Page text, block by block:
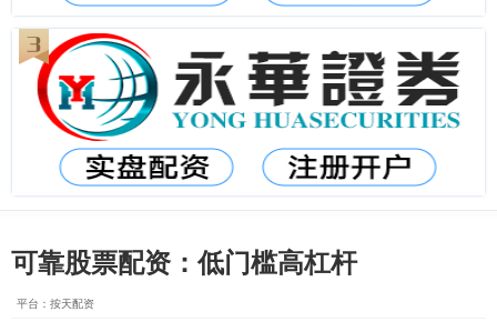
可靠股票配资：低门槛高杠杆
平台：按天配资